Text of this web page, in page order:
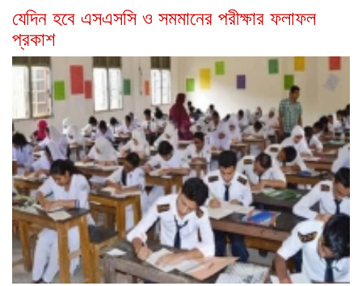
যেদিন হবে এসএসসি ও সমমানের পরীক্ষার ফলাফল
প্রকাশ